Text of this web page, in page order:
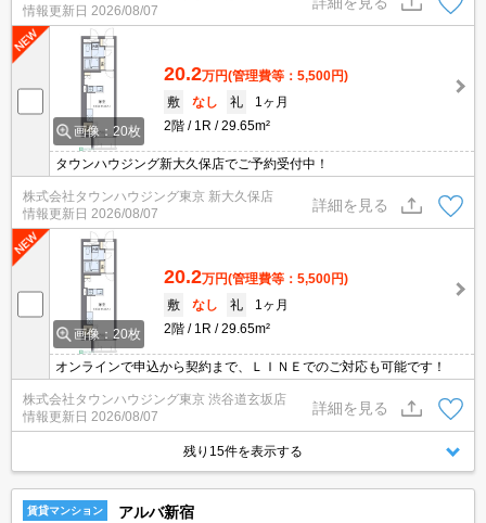
情報更新日 2026/08/07
画像：20枚
20.2万円(管理費等：5,500円)
敷
なし 礼
1ヶ月
2階
1R 29.65m²
タウンハウジング新大久保店でご予約受付中！
株式会社タウンハウジング東京 新大久保店
情報更新日 2026/08/07
詳細を見る
画像：20枚
20.2万円(管理費等：5,500円)
敷
なし 礼
1ヶ月
2階
1R 29.65m²
オンラインで申込から契約まで、ＬＩＮＥでのご対応も可能です！
株式会社タウンハウジング東京 渋谷道玄坂店
情報更新日 2026/08/07
詳細を見る
残り15件を表示する
賃貸マンション アルバ新宿